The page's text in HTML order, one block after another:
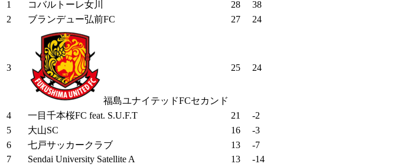
1 コバルトーレ女川 28
38
2
ブランデュー弘前FC 27 24
3
福島ユナイテッドFCセカンド
25 24
4 一目千本桜FC feat. S.U.F.T 21
-2
5
大山SC 16
-3
6
七戸サッカークラブ 13
-7
7
Sendai University Satellite A 13
-14